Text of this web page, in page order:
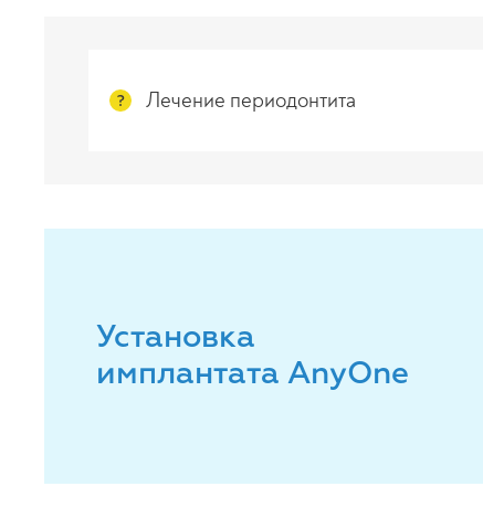
? Лечение периодонтита
Установка
имплантата AnyOne